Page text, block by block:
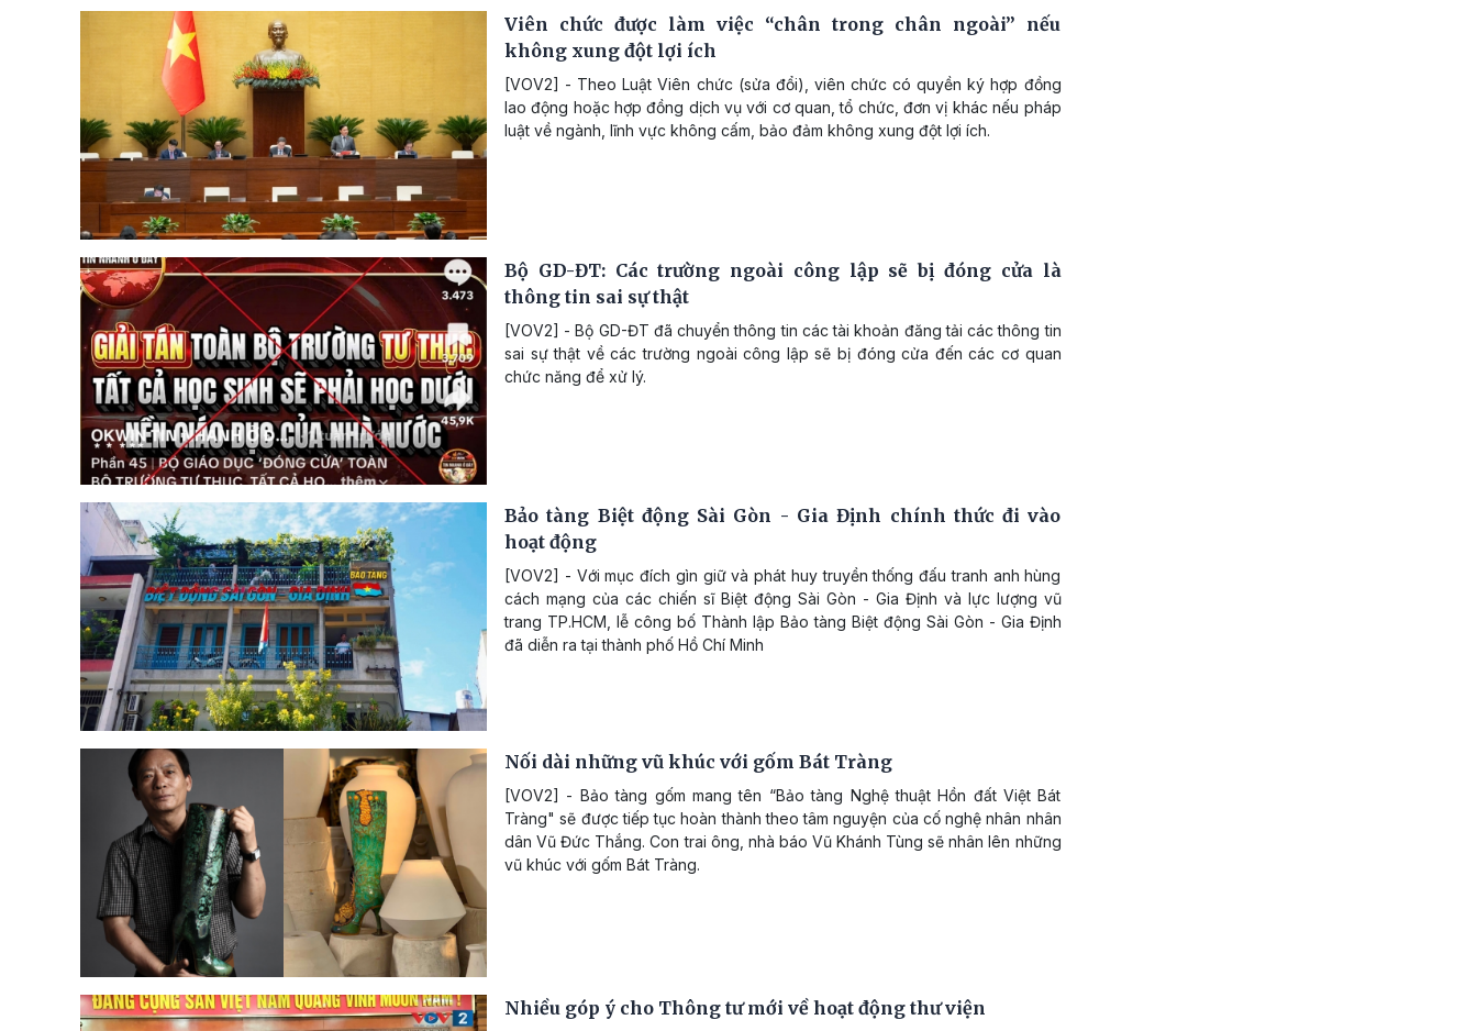
Viên chức được làm việc “chân trong chân ngoài” nếu
không xung đột lợi ích
[VOV2] - Theo Luật Viên chức (sửa đổi), viên chức có quyền ký hợp đồng
lao động hoặc hợp đồng dịch vụ với cơ quan, tổ chức, đơn vị khác nếu pháp
luật về ngành, lĩnh vực không cấm, bảo đảm không xung đột lợi ích.
Bộ GD-ĐT: Các trường ngoài công lập sẽ bị đóng cửa là
thông tin sai sự thật
[VOV2] - Bộ GD-ĐT đã chuyển thông tin các tài khoản đăng tải các thông tin
sai sự thật về các trường ngoài công lập sẽ bị đóng cửa đến các cơ quan
chức năng để xử lý.
Bảo tàng Biệt động Sài Gòn - Gia Định chính thức đi vào
hoạt động
[VOV2] - Với mục đích gìn giữ và phát huy truyền thống đấu tranh anh hùng
cách mạng của các chiến sĩ Biệt động Sài Gòn - Gia Định và lực lượng vũ
trang TP.HCM, lễ công bố Thành lập Bảo tàng Biệt động Sài Gòn - Gia Định
đã diễn ra tại thành phố Hồ Chí Minh
Nối dài những vũ khúc với gốm Bát Tràng
[VOV2] - Bảo tàng gốm mang tên “Bảo tàng Nghệ thuật Hồn đất Việt Bát
Tràng" sẽ được tiếp tục hoàn thành theo tâm nguyện của cố nghệ nhân nhân
dân Vũ Đức Thắng. Con trai ông, nhà báo Vũ Khánh Tùng sẽ nhân lên những
vũ khúc với gốm Bát Tràng.
Nhiều góp ý cho Thông tư mới về hoạt động thư viện